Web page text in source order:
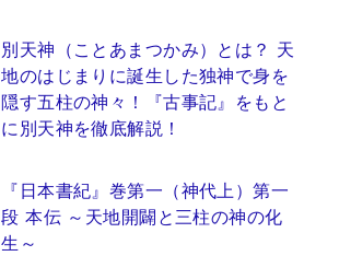
別天神（ことあまつかみ）とは？ 天
地のはじまりに誕生した独神で身を
隠す五柱の神々！『古事記』をもと
に別天神を徹底解説！
『日本書紀』巻第一（神代上）第一
段 本伝 ～天地開闢と三柱の神の化
生～